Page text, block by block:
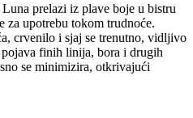
prelazi iz plave boje u bistru
za upotrebu tokom trudnoće.
crvenilo i sjaj se trenutno, vidljivo
finih linija, bora i drugih
se minimizira, otkrivajući